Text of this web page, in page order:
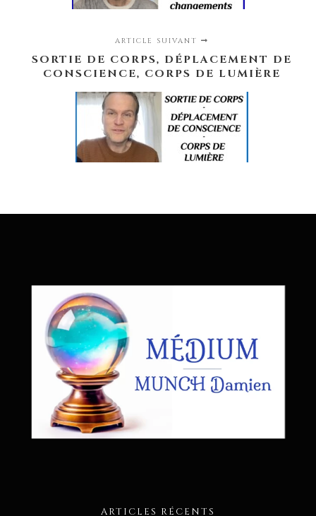
ARTICLE SUIVANT
SORTIE DE CORPS, DÉPLACEMENT DE
CONSCIENCE, CORPS DE LUMIÈRE
ARTICLES RÉCENTS